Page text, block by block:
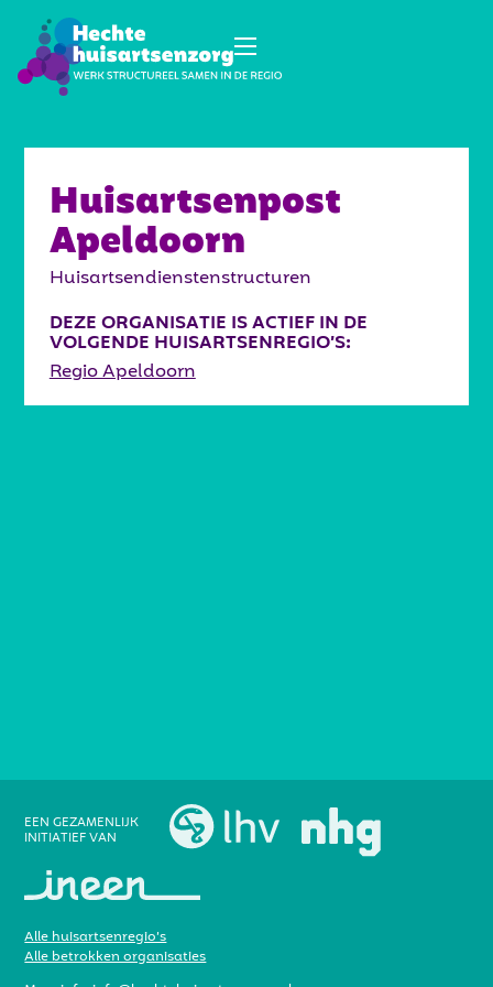
Huisartsenpost
Apeldoorn
Huisartsendienstenstructuren
DEZE ORGANISATIE IS ACTIEF IN DE
VOLGENDE HUISARTSENREGIO’S:
Regio Apeldoorn
EEN GEZAMENLIJK
INITIATIEF VAN
Alle huisartsenregio’s
Alle betrokken organisaties